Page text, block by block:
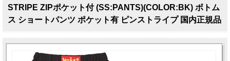
STRIPE ZIPポケット付 (SS:PANTS)(COLOR:BK) ボトム
ス ショートパンツ ポケット有 ピンストライプ 国内正規品